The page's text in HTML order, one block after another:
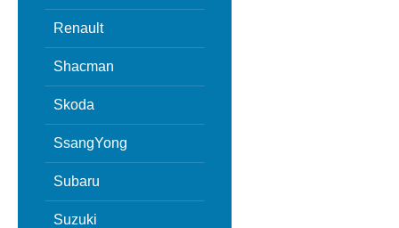
Renault
Shacman
Skoda
SsangYong
Subaru
Suzuki